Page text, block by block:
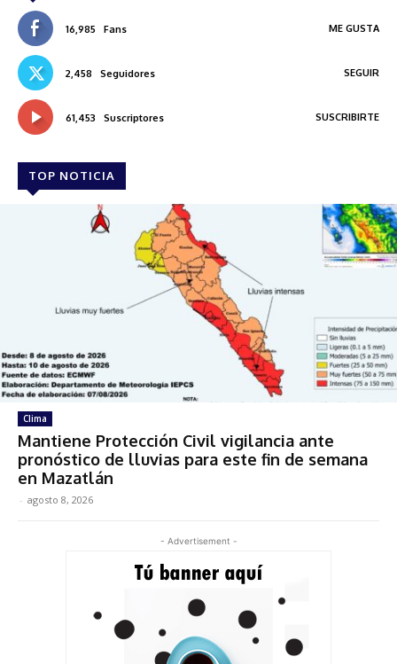
16,985 Fans ME GUSTA
2,458 Seguidores SEGUIR
61,453 Suscriptores SUSCRIBIRTE
TOP NOTICIA
Clima
Mantiene Protección Civil vigilancia ante
pronóstico de lluvias para este fin de semana
en Mazatlán
- agosto 8, 2026
- Advertisement -